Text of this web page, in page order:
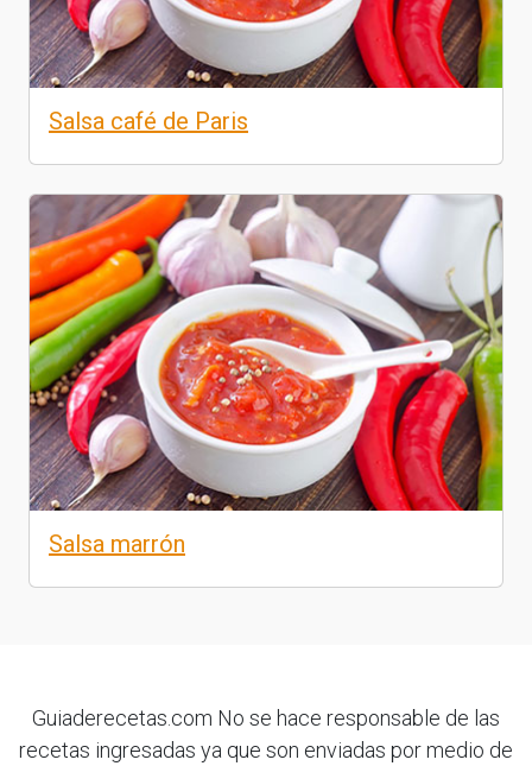
Salsa café de Paris
Salsa marrón
Guiaderecetas.com No se hace responsable de las
recetas ingresadas ya que son enviadas por medio de